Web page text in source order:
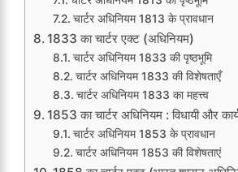
चार्टर अधिनियम 1813 के प्रावधान
1833 का चार्टर एक्ट (अधिनियम)
चार्टर अधिनियम 1833 की पृष्ठभूमि
चार्टर अधिनियम 1833 की विशेषताएँ
चार्टर अधिनियम 1833 का महत्त्व
1853 का चार्टर अधिनियम : विधायी और
चार्टर अधिनियम 1853 के प्रावधान
चार्टर अधिनियम 1853 की विशेषताएं